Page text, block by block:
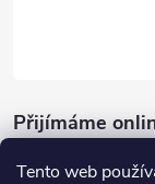
Tento web
Přijímáme